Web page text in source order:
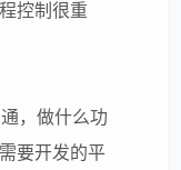
控制很重
，做什么功
要开发的平